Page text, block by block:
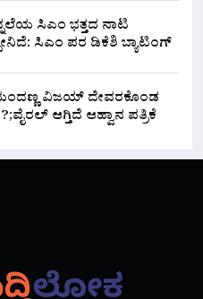
ಸಿಎಂ ಭತ್ತದ ನಾಟಿ
ಸಿಎಂ ಪರ ಡಿಕೆಶಿ ಬ್ಯಾಟಿಂಗ್
ವಿಜಯ್ ದೇವರಕೊಂಡ
ಆಗ್ತಿದೆ ಆಹ್ವಾನ ಪತ್ರಿಕೆ